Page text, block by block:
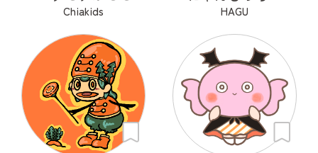
Chiakids HAGU